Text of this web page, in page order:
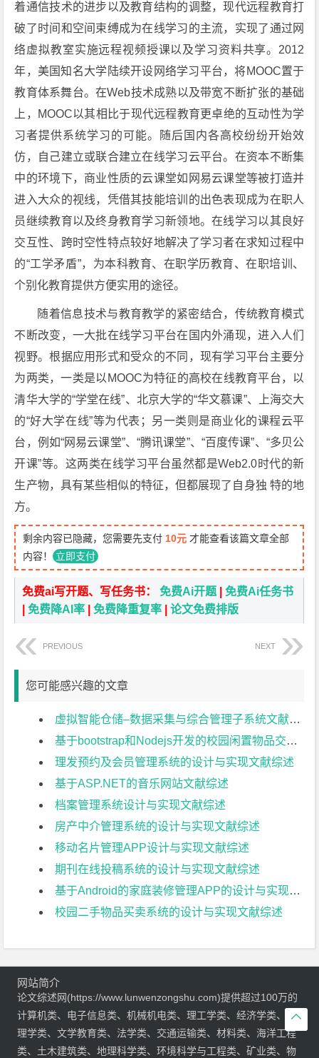
着通信技术的进步以及教育结构的调整，现代远程教育打
破了时间和空间束缚成为在线学习的主流，实现了通过网
络虚拟教室实施远程视频授课以及学习资料共享。2012
年，美国知名大学陆续开设网络学习平台，将MOOC置于
教育体系舞台。在Web技术成熟以及带宽不断扩张的基础
上，MOOC以其相比于现代远程教育更卓绝的互动性为学
习者提供系统学习的可能。随后国内各高校纷纷开始效
仿，自己建立或联合建立在线学习云平台。在资本不断集
中的环境下，商业性质的云课堂如网易云课堂等被打造并
进入大众的视线，凭借其技能培训的出色表现成为在职人
员继续教育以及终身教育学习新领地。在线学习以其良好
交互性、跨时空性特点较好地解决了学习者在求知过程中
的“工学矛盾”，为本科教育、在职学历教育、在职培训、
个别化教育提供方便实用的途径。
随着信息技术与教育教学的紧密结合，传统教育模式
不断改变，一大批在线学习平台在国内外涌现，进入人们
视野。根据应用形式和受众的不同，现有学习平台主要分
为两类，一类是以MOOC为特征的高校在线教育平台，以
清华大学的“学堂在线”、北京大学的“华文慕课”、上海交大
的“好大学在线”等为代表；另一类则是商业化的课程云平
台，例如“网易云课堂”、“腾讯课堂”、“百度传课”、“多贝公
开课”等。这两类在线学习平台虽然都是Web2.0时代的新
生产物，具有某些相似的特征，但都展现了自身独 特的地
方。
剩余内容已隐藏，您需要先支付 10元 才能查看该篇文章全部
内容！ 立即支付
免费ai写开题、写任务书：免费Ai开题 |免费Ai任务书
|免费降AI率 |免费降重复率 |论文免费排版
PREVIOUS NEXT
您可能感兴趣的文章
虚拟智能仓储–数据采集与综合管理子系统文献综述
基于bootstrap和Nodejs开发的校园闲置物品交易平台文献综述
理发预约及会员管理系统的设计与实现文献综述
基于ASP.NET的音乐网站文献综述
档案管理系统设计与实现文献综述
房产中介管理系统的设计与实现文献综述
移动名片管理APP设计与实现文献综述
期刊在线投稿系统的设计与实现文献综述
基于Android的家庭装修管理APP的设计与实现文献综述
校园二手物品买卖系统的设计与实现文献综述

网站简介
论文综述网(https://www.lunwenzongshu.com)提供超过100万的
计算机类、电子信息类、机械机电类、理工学类、经济学类、管
理学类、文学教育类、法学类、交通运输类、材料类、海洋工程
类、土木建筑类、地理科学类、环境科学与工程类、矿业类、物